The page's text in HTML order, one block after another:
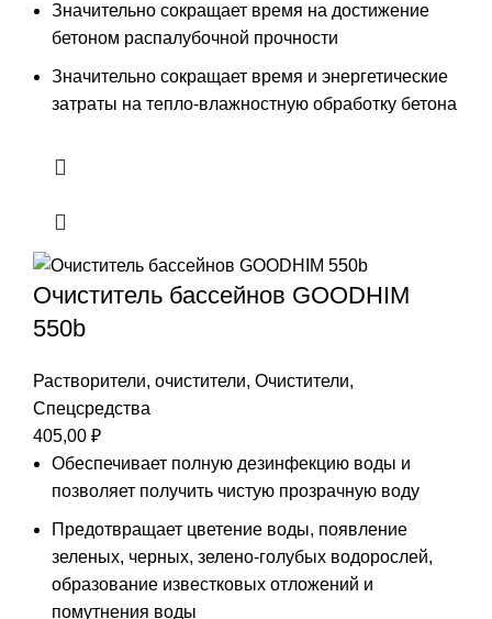
Значительно сокращает время на достижение
бетоном распалубочной прочности
Значительно сокращает время и энергетические
затраты на тепло-влажностную обработку бетона
Очиститель бассейнов GOODHIM
550b
Растворители, очистители, Очистители,
Спецсредства
405,00 ₽
Обеспечивает полную дезинфекцию воды и
позволяет получить чистую прозрачную воду
Предотвращает цветение воды, появление
зеленых, черных, зелено-голубых водорослей,
образование известковых отложений и
помутнения воды